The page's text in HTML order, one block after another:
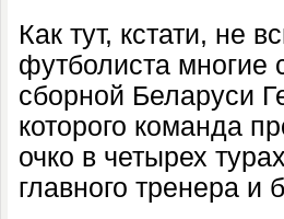
Как тут, кстати, не
футболиста многие
сборной Беларуси
которого команда
очко в четырех
главного тренера и